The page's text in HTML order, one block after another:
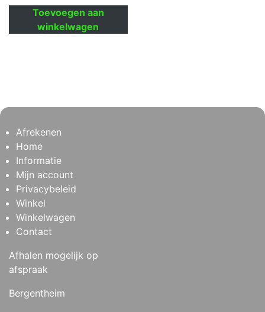
Toevoegen aan
winkelwagen
Afrekenen
Home
Informatie
Mijn account
Privacybeleid
Winkel
Winkelwagen
Contact
Afhalen mogelijk op
afspraak
Bergentheim